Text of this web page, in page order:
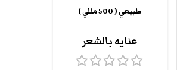
طبيعي ( 500 مللي )
عنايه بالشعر